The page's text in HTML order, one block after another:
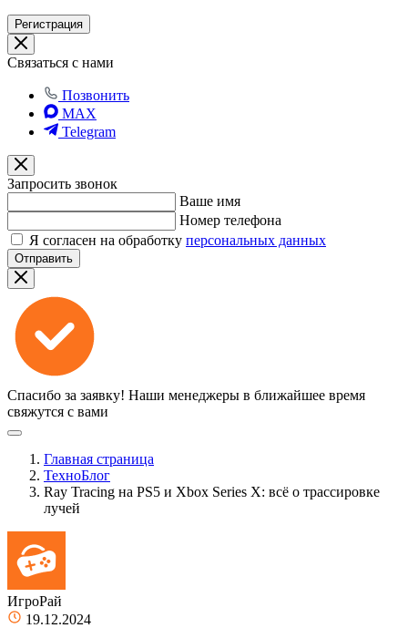
Регистрация
Связаться с нами
Позвонить
MAX
Telegram
Запросить звонок
Ваше имя
Номер телефона
Я согласен на обработку персональных данных
Отправить
Спасибо за заявку! Наши менеджеры в ближайшее время
свяжутся с вами
Главная страница
ТехноБлог
Ray Tracing на PS5 и Xbox Series X: всё о трассировке
лучей
ИгроРай
19.12.2024